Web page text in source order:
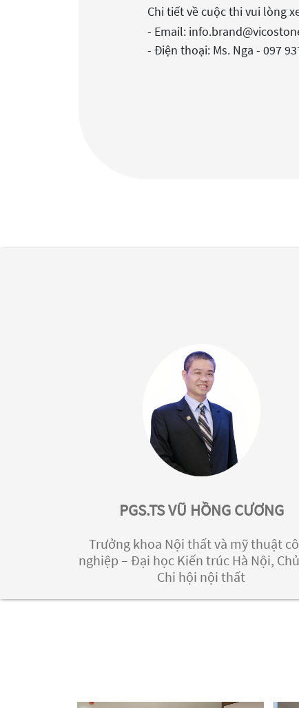
Chi tiết về cuộc thi vui lòng
- Email:
- Điện thoại: Ms. Nga - 097
PGS.TS VŨ HỒNG CƯƠNG
Trưởng khoa Nội thất và mỹ thuật
nghiệp – Đại học Kiến trúc Hà Nội,
Chi hội nội thất